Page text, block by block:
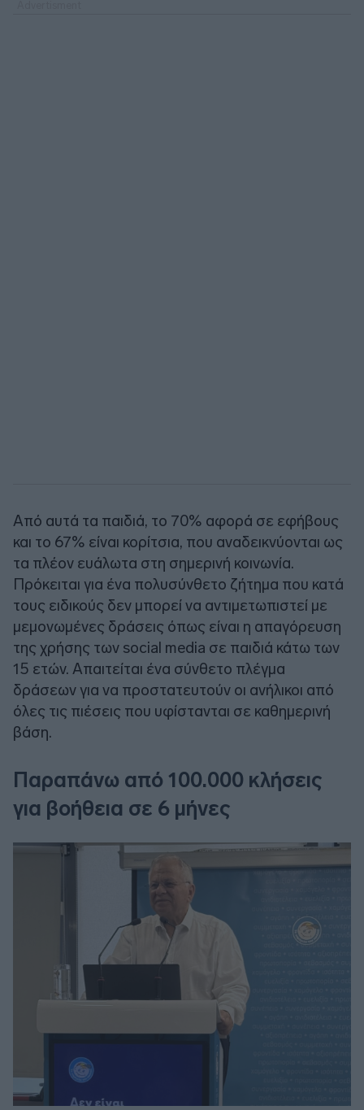
Από αυτά τα παιδιά, το 70% αφορά σε εφήβους
και το 67% είναι κορίτσια, που αναδεικνύονται ως
τα πλέον ευάλωτα στη σημερινή κοινωνία.
Πρόκειται για ένα πολυσύνθετο ζήτημα που κατά
τους ειδικούς δεν μπορεί να αντιμετωπιστεί με
μεμονωμένες δράσεις όπως είναι η απαγόρευση
της χρήσης των social media σε παιδιά κάτω των
15 ετών. Απαιτείται ένα σύνθετο πλέγμα
δράσεων για να προστατευτούν οι ανήλικοι από
όλες τις πιέσεις που υφίστανται σε καθημερινή
βάση.
Παραπάνω από 100.000 κλήσεις
για βοήθεια σε 6 μήνες